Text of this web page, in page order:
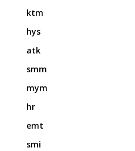
ktm
hys
atk
smm
mym
hr
emt
smi